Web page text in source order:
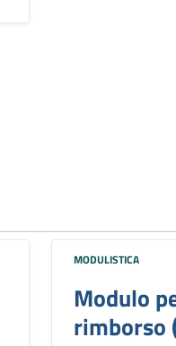
MODULISTICA
Modulo
rimborso